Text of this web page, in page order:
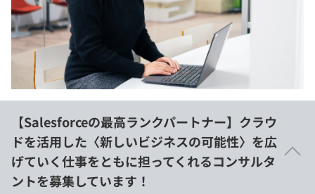
イベント・セミナー
インタビュー
ナレッジ
リファレンス
プラン
個人向けプラン
法人向けプラン
評価結果一覧
再チャレンジ結果一覧
Tech Team Journal
paiza times
note
paizaとは？
【Salesforceの最高ランクパートナー】クラウ
ドを活用した〈新しいビジネスの可能性〉を広
げていく仕事をともに担ってくれるコンサルタ
ントを募集しています！